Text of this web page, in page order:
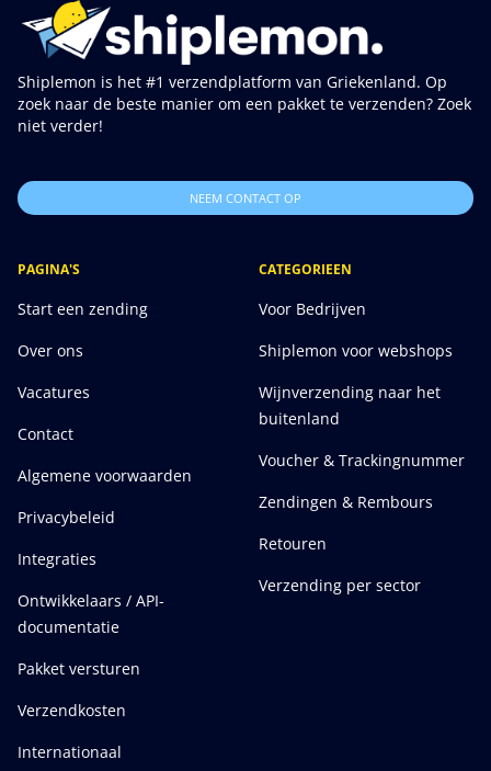
Shiplemon is het #1 verzendplatform van Griekenland. Op
zoek naar de beste manier om een pakket te verzenden? Zoek
niet verder!
NEEM CONTACT OP
PAGINA'S
Start een zending
Over ons
Vacatures
Contact
Algemene voorwaarden
Privacybeleid
Integraties
Ontwikkelaars / API-
documentatie
Pakket versturen
Verzendkosten
Internationaal
CATEGORIEEN
Voor Bedrijven
Shiplemon voor webshops
Wijnverzending naar het
buitenland
Voucher & Trackingnummer
Zendingen & Rembours
Retouren
Verzending per sector